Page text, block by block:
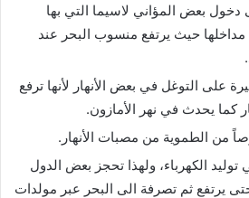
بعض المؤاني لاسيما التي بها
حيث يرتفع منسوب البحر عند
على التوغل في بعض الأنهار لأنها ترفع
كما يحدث في نهر الأمازون.
من الطموية من مصبات الأنهار.
توليد الكهرباء، ولهذا تحجز بعض الدول
يرتفع ثم تصرفة الى البحر عبر مولدات